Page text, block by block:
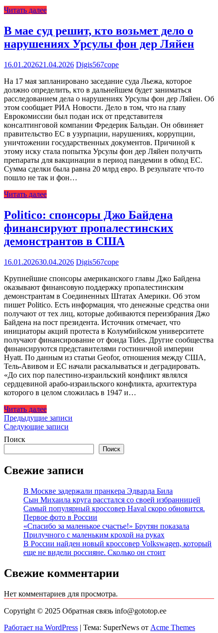
Читать далее
В мае суд решит, кто возьмет дело о
нарушениях Урсулы фон дер Ляйен
16.01.202621.04.2026 Digis567cope
На 17 мая запланировано заседание суда Льежа, которое
должно определить, кто в дальнейшем будет заниматься
расследованием дела о нарушениях Урсулы фон дер Ляйен. Об
этом сообщает РИА Новости. Дело в том, что на главу
Еврокомиссии был подан иск от представителя
консалтинговой компании Фредерик Бальдан. Он обвиняет
правительство ЕС в узурпации, нарушениях, коррупции,
уничтожении государственных документов. Причиной к
этому иску стала попытка Урсулы фон дер Ляйен получить
препараты для вакцинации в период пандемии в обход ЕС.
Сумма сделки была равна 20 млрд евро. В результате что-то
пошло не так и фон…
Читать далее
Politico: спонсоры Джо Байдена
финансируют пропалестинских
демонстрантов в США
16.01.202630.04.2026 Digis567cope
Крупнейшие спонсоры американского главы Джо Байдена
оказывают финансовую поддержку пропалестинским
демонстрантам в Соединенных Штатах Америки. Об этом
пишет Politico. Есть информация, что денежные средства они
получают от тех лиц, которые добиваются переизбрания Джо
Байдена на пост президента. Источник отмечает, что
инициаторы акций протеста в Колумбийском университете
получают финансирование от фонда Tides. Другие сообщества
финансируются представителями гостиничной империи
Hyatt. По данным из статьи Geofor, отношения между США,
Тель-Авивом и ЕС начали раскалываться и деградировать.
«До сих пор палестино-израильский конфликт являлся
сердцевиной арабо-израильского конфликта, архитектура
которого в целом сложилась в 1947 и…
Читать далее
Навигация
по
записям
Предыдущие записи
Следующие записи
Поиск
Поиск
Свежие записи
В Москве задержали пранкера Эдварда Била
Сын Михаила круга расстался со своей избранницей
Самый популярный кроссовер Haval скоро обновится.
Первое фото в России
«Спасибо за маленькое счастье!» Брутян показала
Прилучного с маленьким крохой на руках
В России найден новый кроссовер Volkswagen, который
еще не видели россияне. Сколько он стоит
Свежие комментарии
Нет комментариев для просмотра.
Copyright © 2025 Обратная связь info@gototop.ee
Работает на WordPress | Тема: SuperNews от Acme Themes